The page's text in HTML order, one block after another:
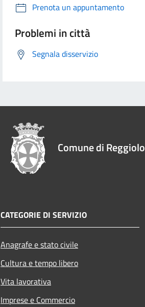
Prenota un appuntamento
Problemi in città
Segnala disservizio
Comune di Reggiolo
CATEGORIE DI SERVIZIO
Anagrafe e stato civile
Cultura e tempo libero
Vita lavorativa
Imprese e Commercio